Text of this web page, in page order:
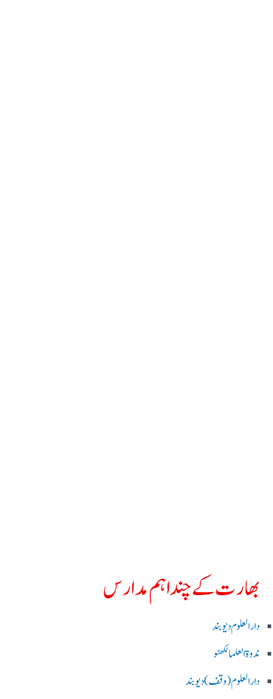
بھارت کے چند اہم مدارس
دارالعلوم دیوبند
ندوۃالعلما لکھنو
دارالعلوم (وقف)دیوبند